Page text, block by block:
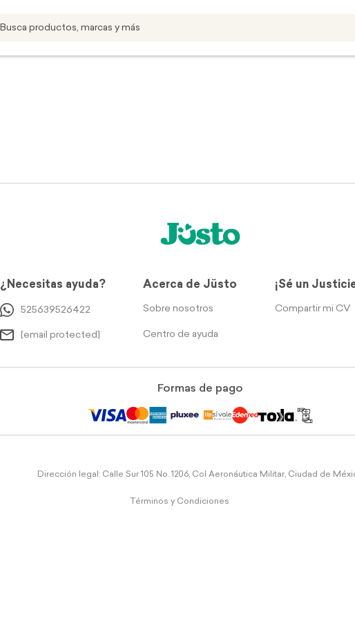
¿Necesitas ayuda?
525639526422
[email protected]
Acerca de Jüsto
Sobre nosotros
Centro de ayuda
¡Sé un
Compartir mi CV
Formas de pago
Dirección legal: Calle Sur 105 No. 1206, Col Aeronáutica Militar, Ciudad de
Términos y Condiciones